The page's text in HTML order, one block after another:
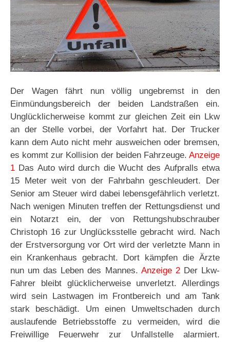
Der Wagen fährt nun völlig ungebremst in den
Einmündungsbereich der beiden Landstraßen ein.
Unglücklicherweise kommt zur gleichen Zeit ein Lkw
an der Stelle vorbei, der Vorfahrt hat. Der Trucker
kann dem Auto nicht mehr ausweichen oder bremsen,
es kommt zur Kollision der beiden Fahrzeuge. Anzeige
1 Das Auto wird durch die Wucht des Aufpralls etwa
15 Meter weit von der Fahrbahn geschleudert. Der
Senior am Steuer wird dabei lebensgefährlich verletzt.
Nach wenigen Minuten treffen der Rettungsdienst und
ein Notarzt ein, der von Rettungshubschrauber
Christoph 16 zur Unglücksstelle gebracht wird. Nach
der Erstversorgung vor Ort wird der verletzte Mann in
ein Krankenhaus gebracht. Dort kämpfen die Ärzte
nun um das Leben des Mannes. Anzeige 2Der Lkw-
Fahrer bleibt glücklicherweise unverletzt. Allerdings
wird sein Lastwagen im Frontbereich und am Tank
stark beschädigt. Um einen Umweltschaden durch
auslaufende Betriebsstoffe zu vermeiden, wird die
Freiwillige Feuerwehr zur Unfallstelle alarmiert.